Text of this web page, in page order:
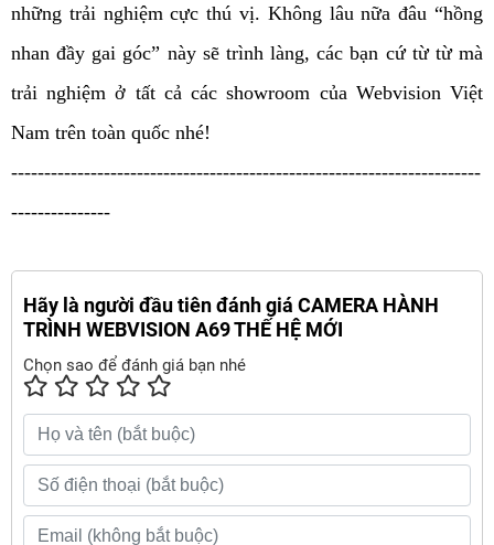
những trải nghiệm cực thú vị. Không lâu nữa đâu “hồng
nhan đầy gai góc” này sẽ trình làng, các bạn cứ từ từ mà
trải nghiệm ở tất cả các showroom của Webvision Việt
Nam trên toàn quốc nhé!
-----------------------------------------------------------------------
---------------
Hãy là người đầu tiên đánh giá CAMERA HÀNH
TRÌNH WEBVISION A69 THẾ HỆ MỚI
Chọn sao để đánh giá bạn nhé